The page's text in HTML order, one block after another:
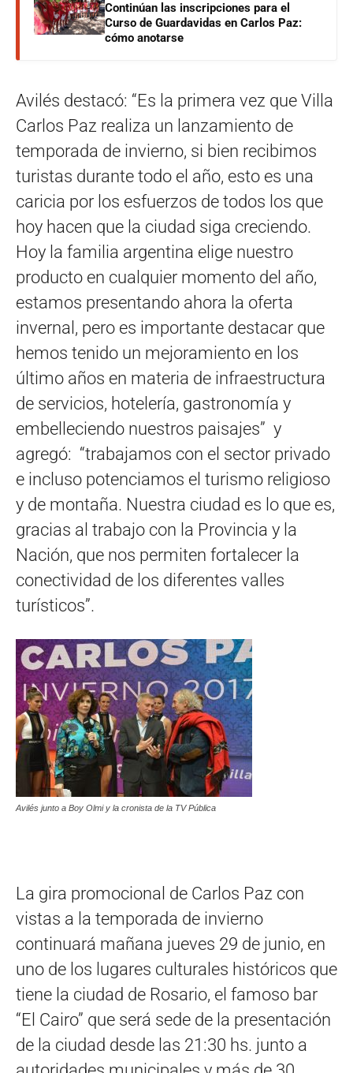
Continúan las inscripciones para el
Curso de Guardavidas en Carlos Paz:
cómo anotarse
Avilés destacó: “Es la primera vez que Villa
Carlos Paz realiza un lanzamiento de
temporada de invierno, si bien recibimos
turistas durante todo el año, esto es una
caricia por los esfuerzos de todos los que
hoy hacen que la ciudad siga creciendo.
Hoy la familia argentina elige nuestro
producto en cualquier momento del año,
estamos presentando ahora la oferta
invernal, pero es importante destacar que
hemos tenido un mejoramiento en los
último años en materia de infraestructura
de servicios, hotelería, gastronomía y
embelleciendo nuestros paisajes” y
agregó: “trabajamos con el sector privado
e incluso potenciamos el turismo religioso
y de montaña. Nuestra ciudad es lo que es,
gracias al trabajo con la Provincia y la
Nación, que nos permiten fortalecer la
conectividad de los diferentes valles
turísticos”.
Avilés junto a Boy Olmi y la cronista de la TV Pública
La gira promocional de Carlos Paz con
vistas a la temporada de invierno
continuará mañana jueves 29 de junio, en
uno de los lugares culturales históricos que
tiene la ciudad de Rosario, el famoso bar
“El Cairo” que será sede de la presentación
de la ciudad desde las 21:30 hs. junto a